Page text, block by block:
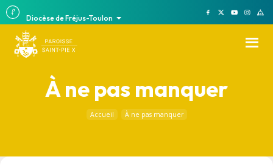
Diocèse de Fréjus-Toulon
À ne pas manquer
Accueil À ne pas manquer